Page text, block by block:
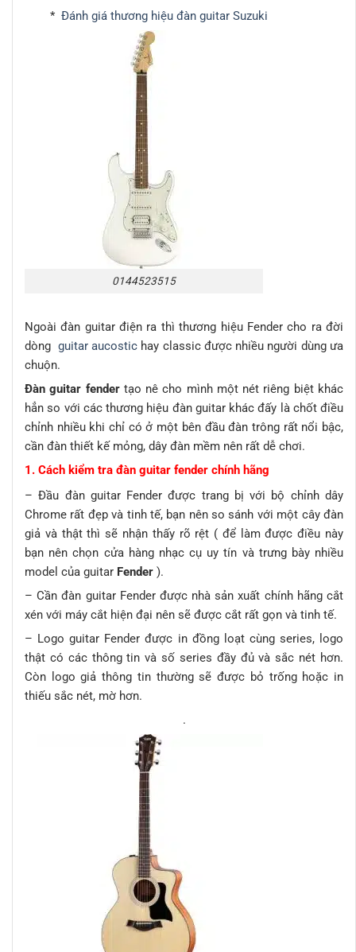
* Đánh giá thương hiệu đàn guitar Suzuki
0144523515
Ngoài đàn guitar điện ra thì thương hiệu Fender cho ra đời
dòng guitar aucostichay classic được nhiều người dùng ưa
chuộn.
Đàn guitar fendertạo nê cho mình một nét riêng biệt khác
hẳn so với các thương hiệu đàn guitar khác đấy là chốt điều
chỉnh nhiều khi chỉ có ở một bên đầu đàn trông rất nổi bậc,
cần đàn thiết kế mỏng, dây đàn mềm nên rất dễ chơi.
1. Cách kiểm tra đàn guitar fender chính hãng
– Đầu đàn guitar Fender được trang bị với bộ chỉnh dây
Chrome rất đẹp và tinh tế, bạn nên so sánh với một cây đàn
giả và thật thì sẽ nhận thấy rõ rệt ( để làm được điều này
bạn nên chọn cửa hàng nhạc cụ uy tín và trưng bày nhiều
model của guitar Fender ).
– Cần đàn guitar Fender được nhà sản xuất chính hãng cắt
xén với máy cắt hiện đại nên sẽ được cắt rất gọn và tinh tế.
– Logo guitar Fender được in đồng loạt cùng series, logo
thật có các thông tin và số series đầy đủ và sắc nét hơn.
Còn logo giả thông tin thường sẽ được bỏ trống hoặc in
thiếu sắc nét, mờ hơn.
.